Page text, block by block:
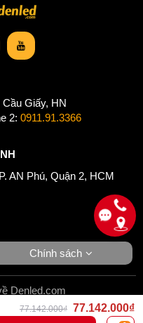
77.142.000₫ 77.142.000₫
Giấy, HN
2: 0911.91.3366
AN Phú, Quận 2, HCM
Chính sách
Denled.com